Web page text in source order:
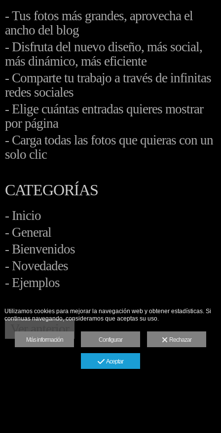
- Tus fotos más grandes, aprovecha el
ancho del blog
- Disfruta del nuevo diseño, más social,
más dinámico, más eficiente
- Comparte tu trabajo a través de infinitas
redes sociales
- Elige cuántas entradas quieres mostrar
por página
- Carga todas las fotos que quieras con un
solo clic
CATEGORÍAS
- Inicio
- General
- Bienvenidos
- Novedades
- Ejemplos
Ver anterior
Utilizamos cookies para mejorar la navegación web y obtener estadísticas. Si
continuas navegando, consideramos que aceptas su uso.
Más información Configurar Rechazar
Aceptar